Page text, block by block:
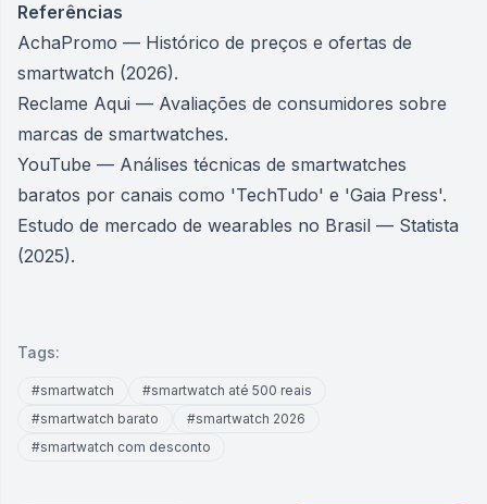
Referências
AchaPromo — Histórico de preços e ofertas de
smartwatch (2026).
Reclame Aqui — Avaliações de consumidores sobre
marcas de smartwatches.
YouTube — Análises técnicas de smartwatches
baratos por canais como 'TechTudo' e 'Gaia Press'.
Estudo de mercado de wearables no Brasil — Statista
(2025).
Tags:
#smartwatch #smartwatch até 500 reais
#smartwatch barato #smartwatch 2026
#smartwatch com desconto